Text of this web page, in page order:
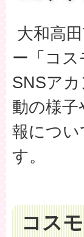
大和高
ー「コ
SNSア
動の様
報につい
す。
コス